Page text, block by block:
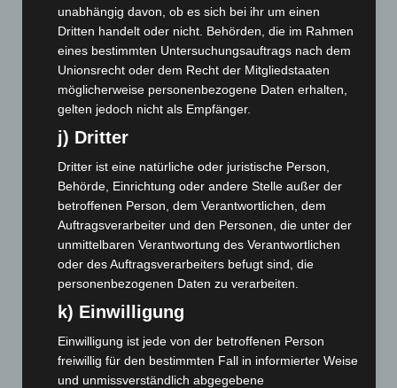
Oktober 2025(112)
September 2025(93)
August 2025(90)
Juli 2025(90)
Juni 2025(103)
Mai 2025(112)
April 2025(88)
März 2025(111)
Februar 2025(96)
Januar 2025(88)
Dezember 2024
(89)
November 2024(94)
September 2024(112)
August 2024(107)
unabhängig davon, ob es sich bei ihr um einen
Dritten handelt oder nicht. Behörden, die im Rahmen
eines bestimmten Untersuchungsauftrags nach dem
Unionsrecht oder dem Recht der Mitgliedstaaten
möglicherweise personenbezogene Daten erhalten,
gelten jedoch nicht als Empfänger.
j) Dritter
Dritter ist eine natürliche oder juristische Person,
Behörde, Einrichtung oder andere Stelle außer der
betroffenen Person, dem Verantwortlichen, dem
Auftragsverarbeiter und den Personen, die unter der
unmittelbaren Verantwortung des Verantwortlichen
oder des Auftragsverarbeiters befugt sind, die
personenbezogenen Daten zu verarbeiten.
k) Einwilligung
Einwilligung ist jede von der betroffenen Person
freiwillig für den bestimmten Fall in informierter Weise
und unmissverständlich abgegebene